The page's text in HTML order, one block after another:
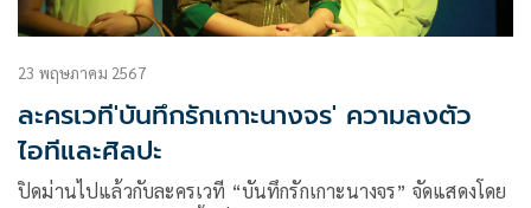
23 พฤษภาคม 2567
ละครเวที'บันทึกรักเกาะนางจร' ความลงตัว
ไอทีและศิลปะ
ปิดม่านไปแล้วกับละครเวที “บันทึกรักเกาะนางจร” จัดแสดงโดย